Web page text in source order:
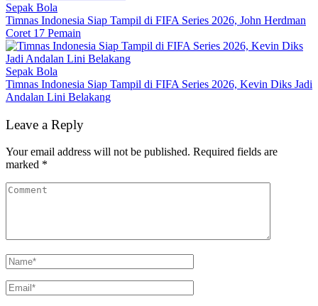
Sepak Bola
Timnas Indonesia Siap Tampil di FIFA Series 2026, John Herdman
Coret 17 Pemain
Sepak Bola
Timnas Indonesia Siap Tampil di FIFA Series 2026, Kevin Diks Jadi
Andalan Lini Belakang
Leave a Reply
Your email address will not be published. Required fields are
marked *